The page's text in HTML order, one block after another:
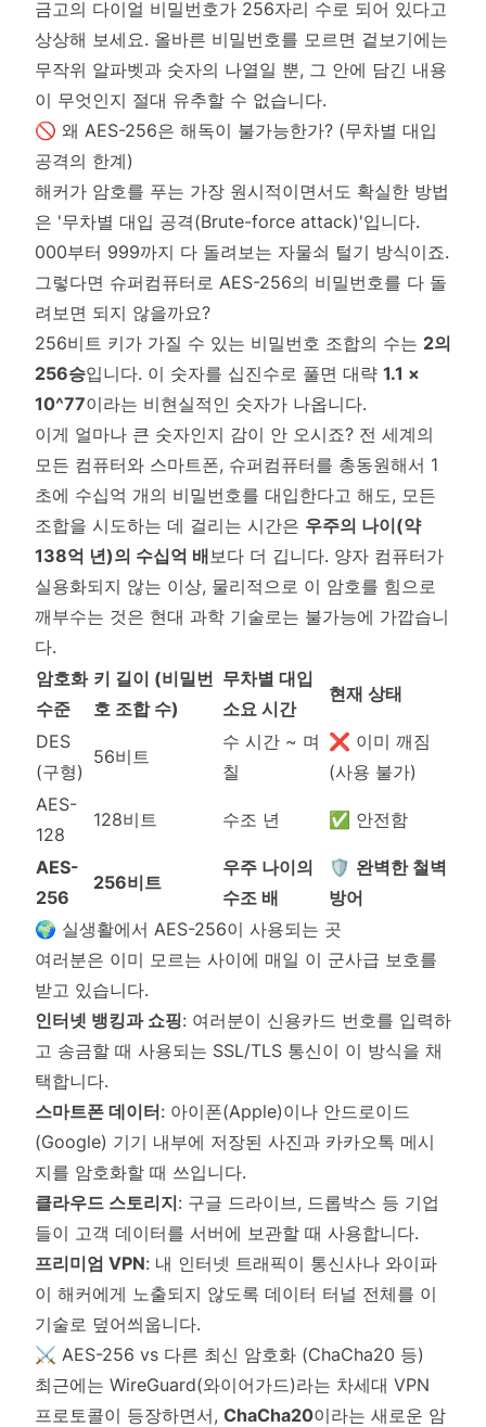
금고의 다이얼 비밀번호가 256자리 수로 되어 있다고
상상해 보세요. 올바른 비밀번호를 모르면 겉보기에는
무작위 알파벳과 숫자의 나열일 뿐, 그 안에 담긴 내용
이 무엇인지 절대 유추할 수 없습니다.
🚫 왜 AES-256은 해독이 불가능한가? (무차별 대입
공격의 한계)
해커가 암호를 푸는 가장 원시적이면서도 확실한 방법
은 '무차별 대입 공격(Brute-force attack)'입니다.
000부터 999까지 다 돌려보는 자물쇠 털기 방식이죠.
그렇다면 슈퍼컴퓨터로 AES-256의 비밀번호를 다 돌
려보면 되지 않을까요?
256비트 키가 가질 수 있는 비밀번호 조합의 수는 2의
256승입니다. 이 숫자를 십진수로 풀면 대략 1.1 ×
10^77이라는 비현실적인 숫자가 나옵니다.
이게 얼마나 큰 숫자인지 감이 안 오시죠? 전 세계의
모든 컴퓨터와 스마트폰, 슈퍼컴퓨터를 총동원해서 1
초에 수십억 개의 비밀번호를 대입한다고 해도, 모든
조합을 시도하는 데 걸리는 시간은 우주의 나이(약
138억 년)의 수십억 배보다 더 깁니다. 양자 컴퓨터가
실용화되지 않는 이상, 물리적으로 이 암호를 힘으로
깨부수는 것은 현대 과학 기술로는 불가능에 가깝습니
다.
암호화
수준
키 길이 (비밀번
호 조합 수)
무차별 대입
소요 시간
현재 상태
DES
(구형)
56비트
수 시간 ~ 며
칠
❌ 이미 깨짐
(사용 불가)
AES-
128
128비트 수조 년 ✅ 안전함
AES-
256
256비트
우주 나이의
수조 배
🛡️ 완벽한 철벽
방어
🌍 실생활에서 AES-256이 사용되는 곳
여러분은 이미 모르는 사이에 매일 이 군사급 보호를
받고 있습니다.
인터넷 뱅킹과 쇼핑: 여러분이 신용카드 번호를 입력하
고 송금할 때 사용되는 SSL/TLS 통신이 이 방식을 채
택합니다.
스마트폰 데이터: 아이폰(Apple)이나 안드로이드
(Google) 기기 내부에 저장된 사진과 카카오톡 메시
지를 암호화할 때 쓰입니다.
클라우드 스토리지: 구글 드라이브, 드롭박스 등 기업
들이 고객 데이터를 서버에 보관할 때 사용합니다.
프리미엄 VPN: 내 인터넷 트래픽이 통신사나 와이파
이 해커에게 노출되지 않도록 데이터 터널 전체를 이
기술로 덮어씌웁니다.
⚔️ AES-256 vs 다른 최신 암호화 (ChaCha20 등)
최근에는 WireGuard(와이어가드)라는 차세대 VPN
프로토콜이 등장하면서, ChaCha20이라는 새로운 암